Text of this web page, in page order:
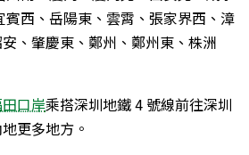
西、岳陽東、雲霄、張家界西、漳
、肇慶東、鄭州、鄭州東、株洲
口岸乘搭深圳地鐵 4 號線前往深圳
更多地方。